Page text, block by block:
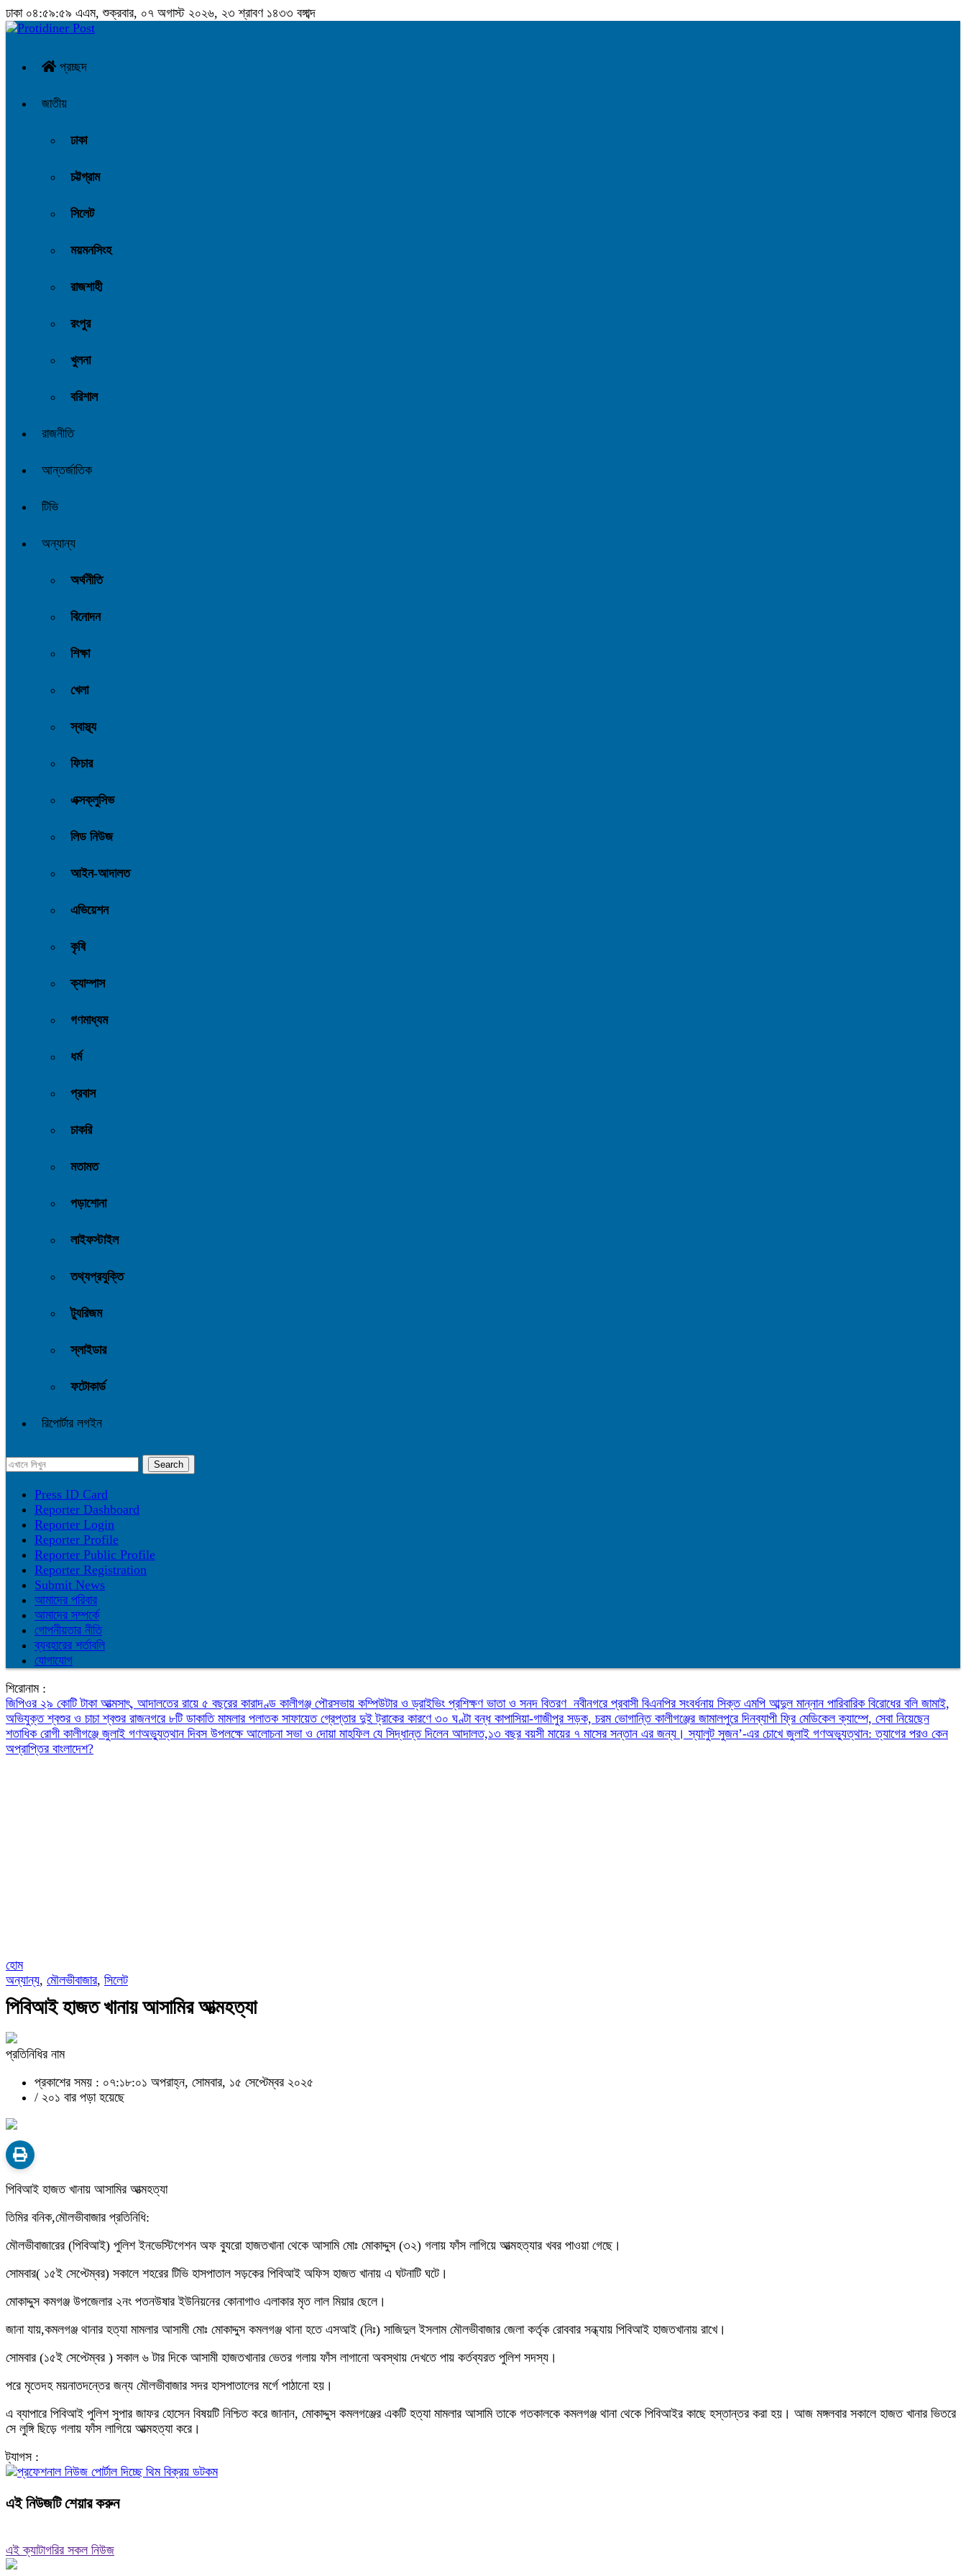
ঢাকা ০৫:০০:০০ এএম, শুক্রবার, ০৭ অগাস্ট ২০২৬, ২৩ শ্রাবণ ১৪৩৩ বঙ্গাব্দ
প্রচ্ছদ
জাতীয়
ঢাকা
চট্টগ্রাম
সিলেট
ময়মনসিংহ
রাজশাহী
রংপুর
খুলনা
বরিশাল
রাজনীতি
আন্তর্জাতিক
টিভি
অন্যান্য
অর্থনীতি
বিনোদন
শিক্ষা
খেলা
স্বাস্থ্য
ফিচার
এক্সক্লুসিভ
লিড নিউজ
আইন-আদালত
এভিয়েশন
কৃষি
ক্যাম্পাস
গণমাধ্যম
ধর্ম
প্রবাস
চাকরি
মতামত
পড়াশোনা
লাইফস্টাইল
তথ্যপ্রযুক্তি
ট্যুরিজম
স্লাইডার
ফটোকার্ড
রিপোর্টার লগইন
Press ID Card
Reporter Dashboard
Reporter Login
Reporter Profile
Reporter Public Profile
Reporter Registration
Submit News
আমাদের পরিবার
আমাদের সম্পর্কে
গোপনীয়তার নীতি
ব্যবহারের শর্তাবলি
যোগাযোগ
শিরোনাম :
জিপিওর ২৯ কোটি টাকা আত্মসাৎ, আদালতের রায়ে ৫ বছরের কারাদণ্ড কালীগঞ্জ পৌরসভায় কম্পিউটার ও ড্রাইভিং প্রশিক্ষণ ভাতা ও সনদ বিতরণ নবীনগরে প্রবাসী বিএনপির সংবর্ধনায় সিক্ত এমপি আব্দুল মান্নান পারিবারিক বিরোধের বলি জামাই,
অভিযুক্ত শ্বশুর ও চাচা শ্বশুর রাজনগরে ৮টি ডাকাতি মামলার পলাতক সাফায়েত গ্রেপ্তার দুই ট্রাকের কারণে ৩০ ঘণ্টা বন্ধ কাপাসিয়া-গাজীপুর সড়ক, চরম ভোগান্তি কালীগঞ্জের জামালপুরে দিনব্যাপী ফ্রি মেডিকেল ক্যাম্পে, সেবা নিয়েছেন
শতাধিক রোগী কালীগঞ্জে জুলাই গণঅভ্যুত্থান দিবস উপলক্ষে আলোচনা সভা ও দোয়া মাহফিল যে সিদ্ধান্ত দিলেন আদালত,১৩ বছর বয়সী মায়ের ৭ মাসের সন্তান এর জন্য।স্যালুট সুজন’-এর চোখে জুলাই গণঅভ্যুত্থান: ত্যাগের পরও কেন
অপ্রাপ্তির বাংলাদেশ?
হোম
অন্যান্য, মৌলভীবাজার, সিলেট
পিবিআই হাজত খানায় আসামির আত্মহত্যা
প্রতিনিধির নাম
প্রকাশের সময় : ০৭:১৮:০১ অপরাহ্ন, সোমবার, ১৫ সেপ্টেম্বর ২০২৫
/ ২০১ বার পড়া হয়েছে
পিবিআই হাজত খানায় আসামির আত্মহত্যা
তিমির বনিক,মৌলভীবাজার প্রতিনিধি:
মৌলভীবাজারের (পিবিআই) পুলিশ ইনভেস্টিগেশন অফ ব্যুরো হাজতখানা থেকে আসামি মোঃ মোকাদ্দুস (৩২) গলায় ফাঁস লাগিয়ে আত্মহত্যার খবর পাওয়া গেছে।
সোমবার( ১৫ই সেপ্টেম্বর) সকালে শহরের টিভি হাসপাতাল সড়কের পিবিআই অফিস হাজত খানায় এ ঘটনাটি ঘটে।
মোকাদ্দুস কমগঞ্জ উপজেলার ২নং পতনউষার ইউনিয়নের কোনাগাও এলাকার মৃত লাল মিয়ার ছেলে।
জানা যায়,কমলগঞ্জ থানার হত্যা মামলার আসামী মোঃ মোকাদ্দুস কমলগঞ্জ থানা হতে এসআই (নিঃ) সাজিদুল ইসলাম মৌলভীবাজার জেলা কর্তৃক রোববার সন্ধ্যায় পিবিআই হাজতখানায় রাখে।
সোমবার (১৫ই সেপ্টেম্বর ) সকাল ৬ টার দিকে আসামী হাজতখানার ভেতর গলায় ফাঁস লাগানো অবস্থায় দেখতে পায় কর্তব্যরত পুলিশ সদস্য।
পরে মৃতেদহ ময়নাতদন্তের জন্য মৌলভীবাজার সদর হাসপাতালের মর্গে পাঠানো হয়।
এ ব্যাপারে পিবিআই পুলিশ সুপার জাফর হোসেন বিষয়টি নিশ্চিত করে জানান, মোকাদ্দুস কমলগঞ্জের একটি হত্যা মামলার আসামি তাকে গতকালকে কমলগঞ্জ থানা থেকে পিবিআইর কাছে হস্তান্তর করা হয়। আজ মঙ্গলবার সকালে হাজত খানার ভিতরে
সে লুঙ্গি ছিড়ে গলায় ফাঁস লাগিয়ে আত্মহত্যা করে।
ট্যাগস :
এই নিউজটি শেয়ার করুন
এই ক্যাটাগরির সকল নিউজ